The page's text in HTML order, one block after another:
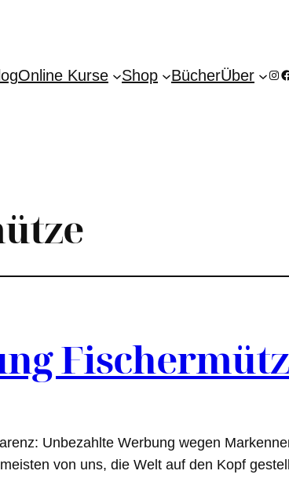
Online Kurse Shop BücherÜber
Unbezahlte Werbung wegen
von uns, die Welt auf den Kopf